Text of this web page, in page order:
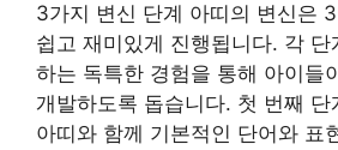
3가지 변신 단계 아띠의 변신은
쉽고 재미있게 진행됩니다. 각 단
하는 독특한 경험을 통해 아이들
개발하도록 돕습니다. 첫 번째
아띠와 함께 기본적인 단어와 표